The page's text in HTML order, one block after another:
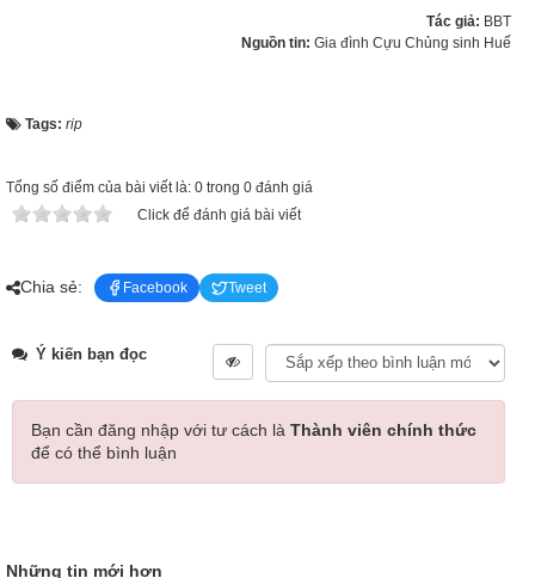
Tác giả: BBT
Nguồn tin: Gia đình Cựu Chủng sinh Huế
Tags: rip
Tổng số điểm của bài viết là: 0 trong 0 đánh giá
Click để đánh giá bài viết
Chia sẻ: Facebook Tweet
Ý kiến bạn đọc
Bạn cần đăng nhập với tư cách là Thành viên chính thức
để có thể bình luận
Những tin mới hơn